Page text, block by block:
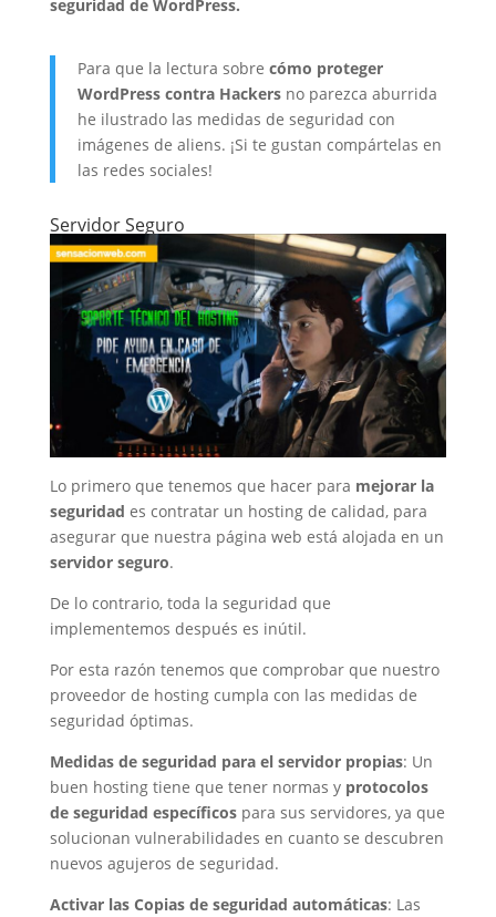
seguridad de WordPress.
Para que la lectura sobre cómo proteger
WordPress contra Hackersno parezca aburrida
he ilustrado las medidas de seguridad con
imágenes de aliens. ¡Si te gustan compártelas en
las redes sociales!
Servidor Seguro
Lo primero que tenemos que hacer para mejorar la
seguridad es contratar un hosting de calidad, para
asegurar que nuestra página web está alojada en un
servidor seguro.
De lo contrario, toda la seguridad que
implementemos después es inútil.
Por esta razón tenemos que comprobar que nuestro
proveedor de hosting cumpla con las medidas de
seguridad óptimas.
Medidas de seguridad para el servidor propias: Un
buen hosting tiene que tener normas y protocolos
de seguridad específicospara sus servidores, ya que
solucionan vulnerabilidades en cuanto se descubren
nuevos agujeros de seguridad.
Activar las Copias de seguridad automáticas: Las